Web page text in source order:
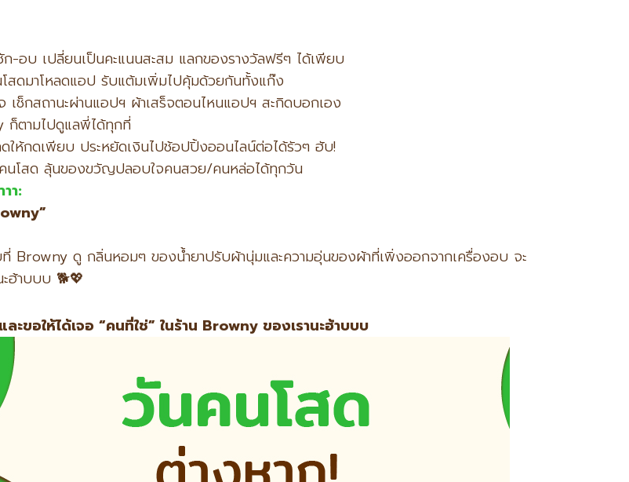
-อบ เปลี่ยนเป็นคะแนนสะสม แลกของรางวัลฟรีๆ ได้เพียบ
สดมาโหลดแอป รับแต้มเพิ่มไปคุ้มด้วยกันทั้งแก๊ง
เช็กสถานะผ่านแอปฯ ผ้าเสร็จตอนไหนแอปฯ สะกิดบอกเอง
ก็ตามไปดูแลพี่ได้ทุกที่
ให้กดเพียบ ประหยัดเงินไปช้อปปิ้งออนไลน์ต่อได้รัวๆ ฮับ!
นโสด ลุ้นของขวัญปลอบใจคนสวย/คนหล่อได้ทุกวัน
า:
Browny ดู กลิ่นหอมๆ ของน้ำยาปรับผ้านุ่มและความอุ่นของผ้าที่เพิ่งออกจากเครื่องอบ จะ
ฮ้าบบบ 🐕💖
ขอให้ได้เจอ “คนที่ใช่” ในร้าน Browny ของเรานะฮ้าบบบ